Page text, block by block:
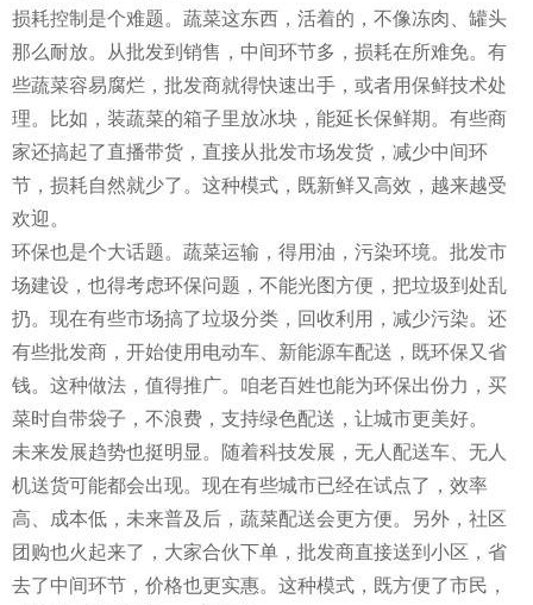
损耗控制是个难题。蔬菜这东西，活着的，不像冻肉、罐头
那么耐放。从批发到销售，中间环节多，损耗在所难免。有
些蔬菜容易腐烂，批发商就得快速出手，或者用保鲜技术处
理。比如，装蔬菜的箱子里放冰块，能延长保鲜期。有些商
家还搞起了直播带货，直接从批发市场发货，减少中间环
节，损耗自然就少了。这种模式，既新鲜又高效，越来越受
欢迎。
环保也是个大话题。蔬菜运输，得用油，污染环境。批发市
场建设，也得考虑环保问题，不能光图方便，把垃圾到处乱
扔。现在有些市场搞了垃圾分类，回收利用，减少污染。还
有些批发商，开始使用电动车、新能源车配送，既环保又省
钱。这种做法，值得推广。咱老百姓也能为环保出份力，买
菜时自带袋子，不浪费，支持绿色配送，让城市更美好。
未来发展趋势也挺明显。随着科技发展，无人配送车、无人
机送货可能都会出现。现在有些城市已经在试点了，效率
高、成本低，未来普及后，蔬菜配送会更方便。另外，社区
团购也火起来了，大家合伙下单，批发商直接送到小区，省
去了中间环节，价格也更实惠。这种模式，既方便了市民，